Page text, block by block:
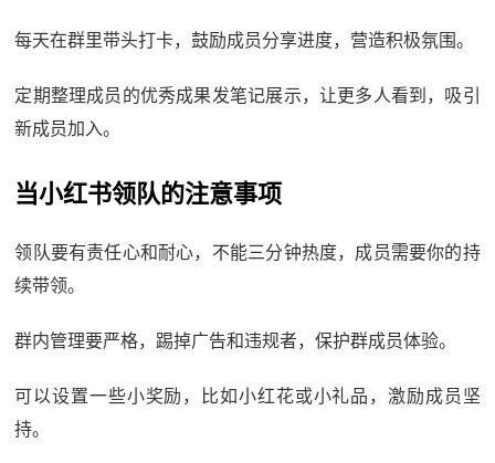
每天在群里带头打卡，鼓励成员分享进度，营造积极氛围。
定期整理成员的优秀成果发笔记展示，让更多人看到，吸引
新成员加入。
当小红书领队的注意事项
领队要有责任心和耐心，不能三分钟热度，成员需要你的持
续带领。
群内管理要严格，踢掉广告和违规者，保护群成员体验。
可以设置一些小奖励，比如小红花或小礼品，激励成员坚
持。